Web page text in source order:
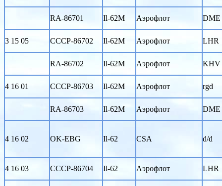
RA-86701 Il-62M Аэрофлот DME
3 15 05 CCCP-86702 Il-62M Аэрофлот LHR
RA-86702 Il-62M Аэрофлот KHV
4 16 01 CCCP-86703 Il-62M Аэрофлот rgd
RA-86703 Il-62M Аэрофлот DME
4 16 02 OK-EBG Il-62 CSA d/d
4 16 03 CCCP-86704 Il-62 Аэрофлот LHR